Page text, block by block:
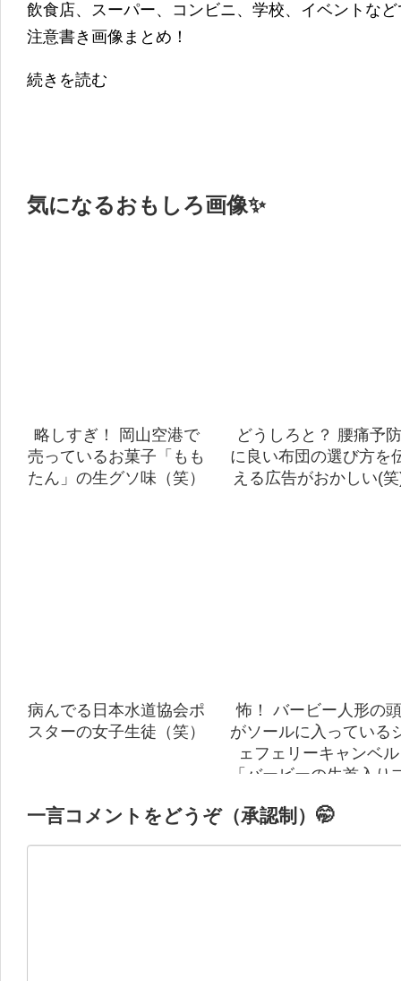
飲食店、スーパー、コンビニ、学校、イベントな
注意書き画像まとめ！
続きを読む
気になるおもしろ画像✨
略しすぎ！ 岡山空港で
売っているお菓子「もも
たん」の生グソ味（笑）
どうしろと？ 腰痛予防
に良い布団の選び方を
える広告がおかしい(
病んでる日本水道協会ポ
スターの女子生徒（笑）
怖！ バービー人形の頭
がソールに入っている
ェフェリーキャンベル
「バービーの生首入り
一言コメントをどうぞ（承認制）🤭